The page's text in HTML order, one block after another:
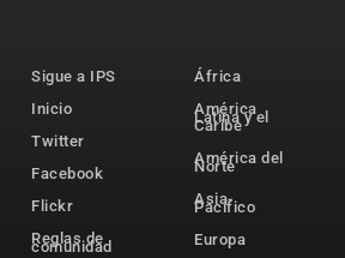
Sigue a IPS
Inicio
Twitter
Facebook
Flickr
Reglas de
comunidad
África
América
Latina y el
Caribe
América del
Norte
Asia-
Pacífico
Europa